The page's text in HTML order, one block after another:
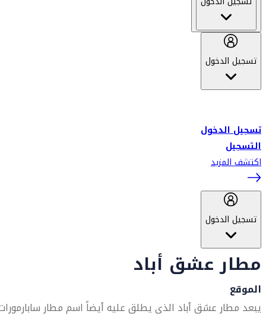
تسجيل الدخول
تسجيل الدخول
التسجيل
اكتشف المزيد
تسجيل الدخول
مطار عشق أباد
الموقع
يبعد مطار عشق أباد الذي يطلق عليه أيضاً اسم مطار